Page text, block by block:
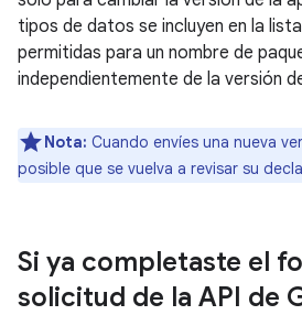
tipos de datos se incluyen en la
permitidas para un nombre de
independientemente de la versión
Nota: Cuando envíes una nueva
posible que se vuelva a revisar su
Si ya completaste el
solicitud de la API de